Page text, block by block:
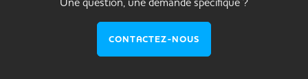
CONTACTEZ-NOUS